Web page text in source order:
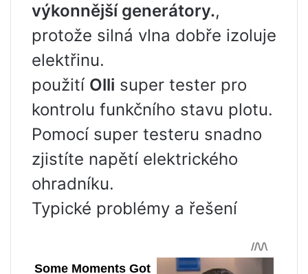
výkonnější generátory.,
protože silná vlna dobře izoluje
elektřinu.
použití Olli super tester pro
kontrolu funkčního stavu plotu.
Pomocí super testeru snadno
zjistíte napětí elektrického
ohradníku.
Typické problémy a řešení